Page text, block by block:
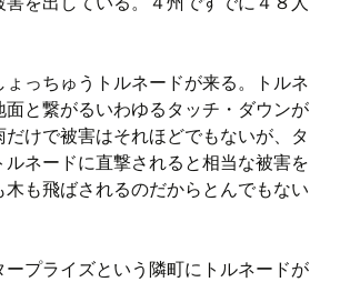
ょっちゅうトルネードが来る。トルネ
面と繋がるいわゆるタッチ・ダウンが
けで被害はそれほどでもないが、タ
ルネードに直撃されると相当な被害を
木も飛ばされるのだからとんでもない
プライズという隣町にトルネードが